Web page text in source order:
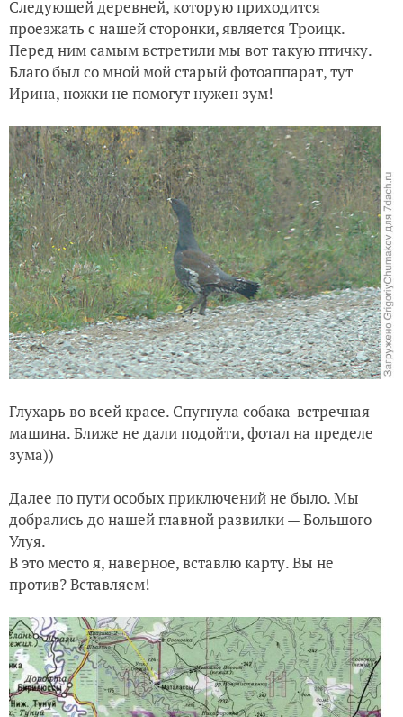
Следующей деревней, которую приходится
проезжать с нашей сторонки, является Троицк.
Перед ним самым встретили мы вот такую птичку.
Благо был со мной мой старый фотоаппарат, тут
Ирина, ножки не помогут нужен зум!
Глухарь во всей красе. Спугнула собака-встречная
машина. Ближе не дали подойти, фотал на пределе
зума))
Далее по пути особых приключений не было. Мы
добрались до нашей главной развилки — Большого
Улуя.
В это место я, наверное, вставлю карту. Вы не
против? Вставляем!